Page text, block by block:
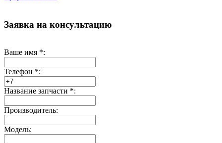
Заявка на консультацию
Ваше имя *:
Телефон *:
Название запчасти *:
Производитель:
Модель: